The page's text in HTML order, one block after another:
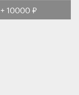
+ 10000 ₽